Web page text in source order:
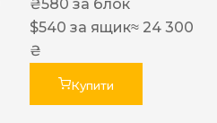
₴580 за блок
$540 за ящик≈ 24 300
₴
Купити